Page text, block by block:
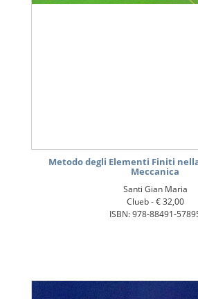
Metodo degli Elementi Finiti
Meccanica
Santi Gian Maria
Clueb -€ 32,00
ISBN: 978-88491-